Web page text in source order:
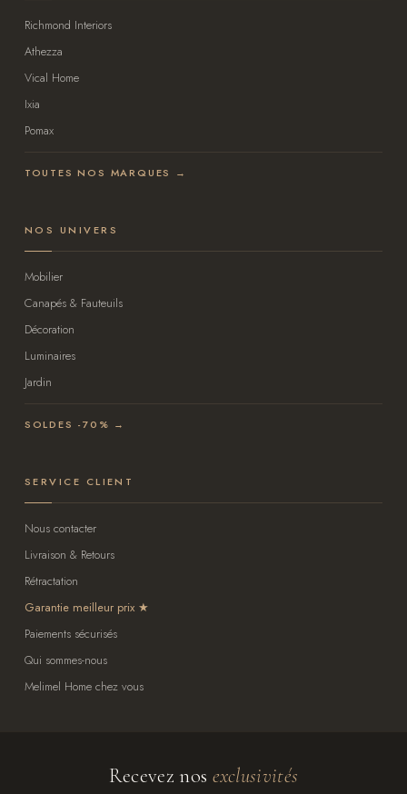
Richmond Interiors
Athezza
Vical Home
Ixia
Pomax
TOUTES NOS MARQUES →
NOS UNIVERS
Mobilier
Canapés & Fauteuils
Décoration
Luminaires
Jardin
SOLDES -70% →
SERVICE CLIENT
Nous contacter
Livraison & Retours
Rétractation
Garantie meilleur prix
Paiements sécurisés
Qui sommes-nous
Melimel Home chez vous
Recevez nos exclusivités